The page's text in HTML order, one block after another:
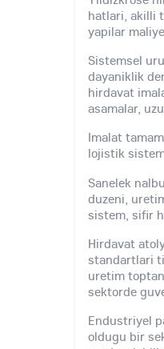
hatlari, akilli
yapilar
Sistemsel
dayaniklik
hirdavat
asamalar,
Imalat
lojistik
Sanelek
duzeni,
sistem, sifir
Hirdavat
standartlari
uretim
sektorde
Endustriyel
oldugu bir